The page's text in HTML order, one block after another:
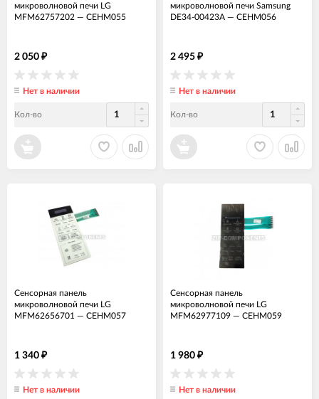
микроволновой печи LG
MFM62757202 — СЕНМ055
2 050 ₽
Нет в наличии
Кол-во
микроволновой печи Samsung
DE34-00423A — СЕНМ056
2 495 ₽
Нет в наличии
Кол-во
Сенсорная панель
микроволновой печи LG
MFM62656701 — СЕНМ057
1 340 ₽
Нет в наличии
Сенсорная панель
микроволновой печи LG
MFM62977109 — СЕНМ059
1 980 ₽
Нет в наличии